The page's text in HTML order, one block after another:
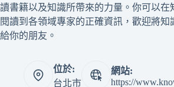
讀書籍以及知識所帶來的力量。你可以在
閱讀到各領域專家的正確資訊，歡迎將知
給你的朋友。
位於:
台北市
網站:
https://